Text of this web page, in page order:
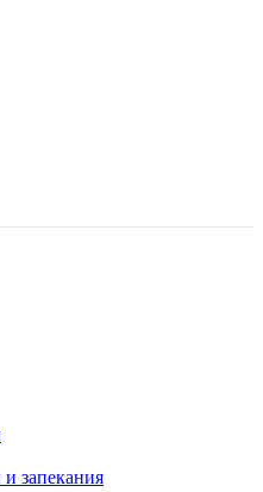
запекания